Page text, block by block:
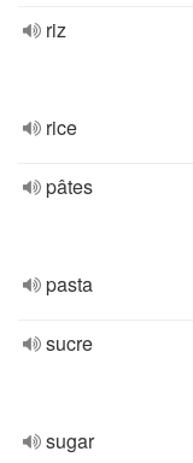
riz
rice
pâtes
pasta
sucre
sugar